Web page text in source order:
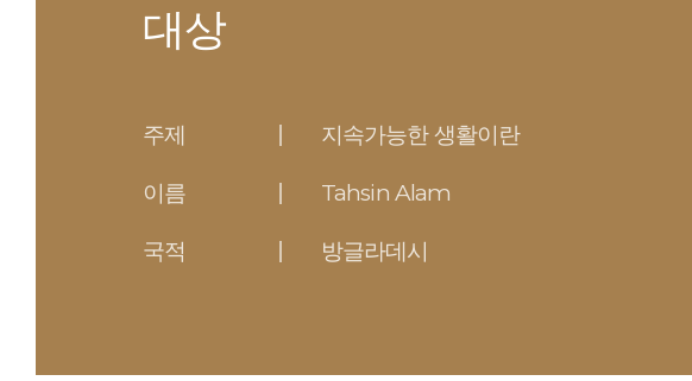
대상
주제 지속가능한 생활이란
이름 Tahsin Alam
국적 방글라데시